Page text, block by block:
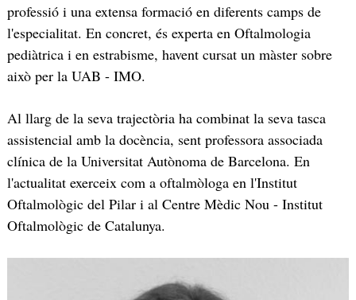
professió i una extensa formació en diferents camps de
l'especialitat. En concret, és experta en Oftalmologia
pediàtrica i en estrabisme, havent cursat un màster sobre
això per la UAB - IMO.
Al llarg de la seva trajectòria ha combinat la seva tasca
assistencial amb la docència, sent professora associada
clínica de la Universitat Autònoma de Barcelona. En
l'actualitat exerceix com a oftalmòloga en l'Institut
Oftalmològic del Pilar i al Centre Mèdic Nou - Institut
Oftalmològic de Catalunya.